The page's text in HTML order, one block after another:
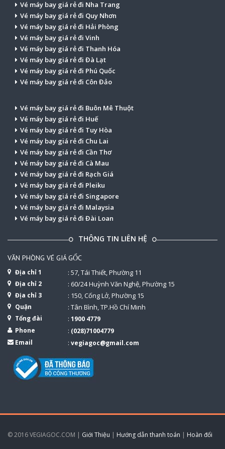
Vé máy bay giá rẻ đi Nha Trang
Vé máy bay giá rẻ đi Quy Nhơn
Vé máy bay giá rẻ đi Hải Phòng
Vé máy bay giá rẻ đi Vinh
Vé máy bay giá rẻ đi Thanh Hóa
Vé máy bay giá rẻ đi Đà Lạt
Vé máy bay giá rẻ đi Phú Quốc
Vé máy bay giá rẻ đi Côn Đảo
Vé máy bay giá rẻ đi Buôn Mê Thuột
Vé máy bay giá rẻ đi Huế
Vé máy bay giá rẻ đi Tuy Hòa
Vé máy bay giá rẻ đi Chu Lai
Vé máy bay giá rẻ đi Cần Thơ
Vé máy bay giá rẻ đi Cà Mau
Vé máy bay giá rẻ đi Rạch Giá
Vé máy bay giá rẻ đi Pleiku
Vé máy bay giá rẻ đi Singapore
Vé máy bay giá rẻ đi Malaysia
Vé máy bay giá rẻ đi Đài Loan
THÔNG TIN LIÊN HỆ
VĂN PHÒNG VÉ GIÁ GỐC
Địa chỉ 1 : 57, Tái Thiết, Phường 11
Địa chỉ 2 : 60/24 Huỳnh Văn Nghệ, Phường 15
Địa chỉ 3 : 150, Cống Lở, Phường 15
Quận : Tân Bình, TP.Hồ Chí Minh
Tổng đài : 1900 4779
Phone
: (028)71004779
Email
: vegiagoc@gmail.com
© 2016 VEGIAGOC.COM | Giới Thiệu | Hướng dẫn thanh toán | Hoàn đổi